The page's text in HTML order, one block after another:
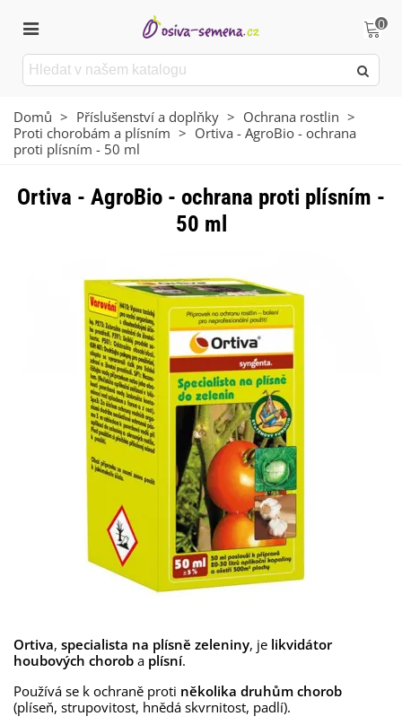
0
Domů > Příslušenství a doplňky > Ochrana rostlin >
Proti chorobám a plísním > Ortiva - AgroBio - ochrana
proti plísním - 50 ml
Ortiva - AgroBio - ochrana proti plísním -
50 ml
Ortiva, specialista na plísně zeleniny, je likvidátor
houbových chorob a plísní.
Používá se k ochraně proti několika druhům chorob
(plíseň, strupovitost, hnědá skvrnitost, padlí).